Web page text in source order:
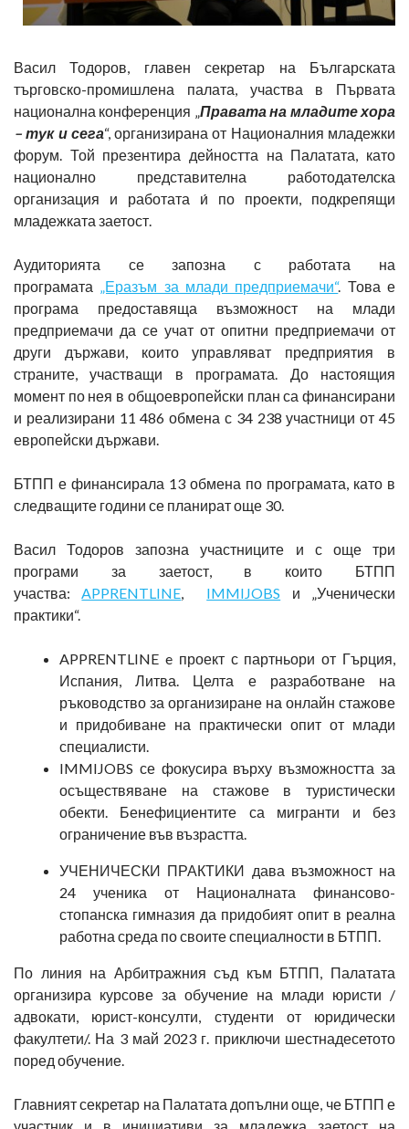
Васил Тодоров, главен секретар на Българската
търговско-промишлена палата, участва в Първата
национална конференция „Правата на младите хора
– тук и сега“, организирана от Националния младежки
форум. Той презентира дейността на Палатата, като
национално представителна работодателска
организация и работата и́ по проекти, подкрепящи
младежката заетост.
Аудиторията се запозна с работата на
програмата „Еразъм за млади предприемачи“. Това е
програма предоставяща възможност на млади
предприемачи да се учат от опитни предприемачи от
други държави, които управляват предприятия в
страните, участващи в програмата. До настоящия
момент по нея в общоевропейски план са финансирани
и реализирани 11 486 обмена с 34 238 участници от 45
европейски държави.
БТПП е финансирала 13 обмена по програмата, като в
следващите години се планират още 30.
Васил Тодоров запозна участниците и с още три
програми за заетост, в които БТПП
участва:APPRENTLINE, IMMIJOBS и „Ученически
практики“.
APPRENTLINE e проект с партньори от Гърция,
Испания, Литва. Целта е разработване на
ръководство за организиране на онлайн стажове
и придобиване на практически опит от млади
специалисти.
IMMIJOBS се фокусира върху възможността за
осъществяване на стажове в туристически
обекти. Бенефициентите са мигранти и без
ограничение във възрастта.
УЧЕНИЧЕСКИ ПРАКТИКИ дава възможност на
24 ученика от Националната финансово-
стопанска гимназия да придобият опит в реална
работна среда по своите специалности в БТПП.
По линия на Арбитражния съд към БТПП, Палатата
организира курсове за обучение на млади юристи /
адвокати, юрист-консулти, студенти от юридически
факултети/. На 3 май 2023 г. приключи шестнадесетото
поред обучение.
Главният секретар на Палатата допълни още, че БТПП е